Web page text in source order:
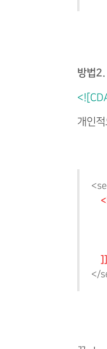
방법2.
개인
</